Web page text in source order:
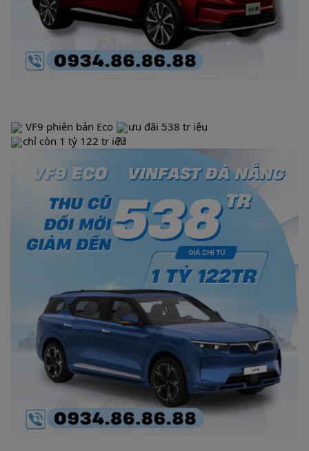
VF9 phiên bản Eco
ưu đãi 538 tr iệu
chỉ còn 1 tỷ 122 tr iệu